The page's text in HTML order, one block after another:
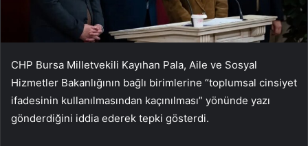
CHP Bursa Milletvekili Kayıhan Pala, Aile ve Sosyal
Hizmetler Bakanlığının bağlı birimlerine “toplumsal cinsiyet
ifadesinin kullanılmasından kaçınılması” yönünde yazı
gönderdiğini iddia ederek tepki gösterdi.